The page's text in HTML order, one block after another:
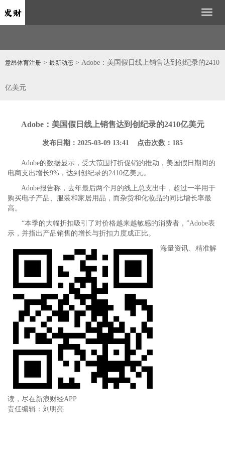
意昂体育注册 > 最新动态 > Adobe：美国假日线上销售达到创纪录的2410
亿美元
Adobe：美国假日线上销售达到创纪录的2410亿美元
发布日期：2025-03-09 13:41 点击次数：185
Adobe的数据显示，受大范围打折促销的推动，美国假日期间的
电商支出增长9%，达到创纪录的2410亿美元。
Adobe报告称，去年最后两个月的线上总支出中，超过一半用于
购买电子产品、服装和家居用品，而杂货和化妆品的同比增长率最
高。
“本季的大幅折扣吸引了对价格越来越敏感的消费者，”Adobe表
示，并指出产品销售的增长与折扣力度成正比。
海量资讯、精准解
读，尽在新浪财经APP
责任编辑：刘明亮